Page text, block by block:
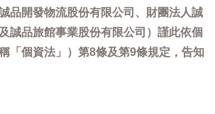
品開發物流股份有限公司、財團法人誠
誠品旅館事業股份有限公司）謹此依個
「個資法」）第8條及第9條規定，告知